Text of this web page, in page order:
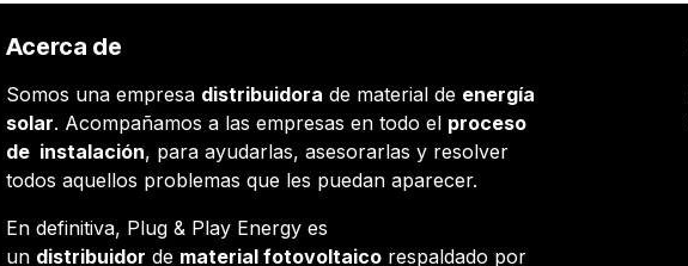
Acerca de
Somos una empresa distribuidora de material de energía
solar. Acompañamos a las empresas en todo el proceso
de instalación, para ayudarlas, asesorarlas y resolver
todos aquellos problemas que les puedan aparecer.
En definitiva, Plug & Play Energy es
un distribuidor de material fotovoltaico respaldado por